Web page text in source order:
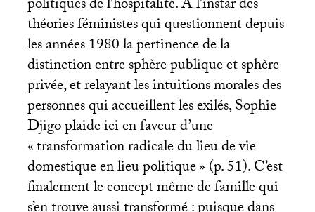
politiques de l’hospitalité. À l’instar des
théories féministes qui questionnent depuis
les années 1980 la pertinence de la
distinction entre sphère publique et sphère
privée, et relayant les intuitions morales des
personnes qui accueillent les exilés, Sophie
Djigo plaide ici en faveur d’une
«transformation radicale du lieu de vie
domestique en lieu politique» (p. 51). C’est
finalement le concept même de famille qui